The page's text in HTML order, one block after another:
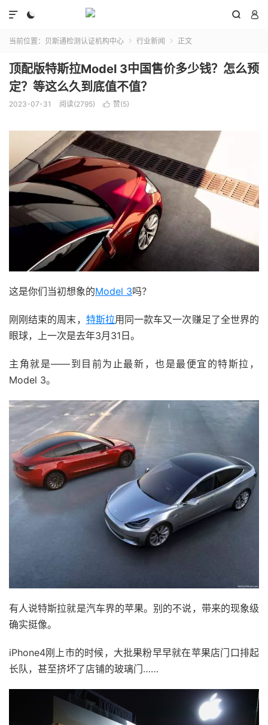
  

当前位置： 贝斯通检测认证机构中心  行业新闻  正文
顶配版特斯拉Model 3中国售价多少钱？怎么预
定？等这么久到底值不值？
2023-07-31 阅读(2795)  赞(5)
这是你们当初想象的Model 3吗？
刚刚结束的周末， 特斯拉用同一款车又一次赚足了全世界的
眼球，上一次是去年3月31日。
主角就是——到目前为止最新，也是最便宜的特斯拉，
Model 3。
有人说特斯拉就是汽车界的苹果。别的不说，带来的现象级
确实挺像。
iPhone4刚上市的时候，大批果粉早早就在苹果店门口排起
长队，甚至挤坏了店铺的玻璃门……